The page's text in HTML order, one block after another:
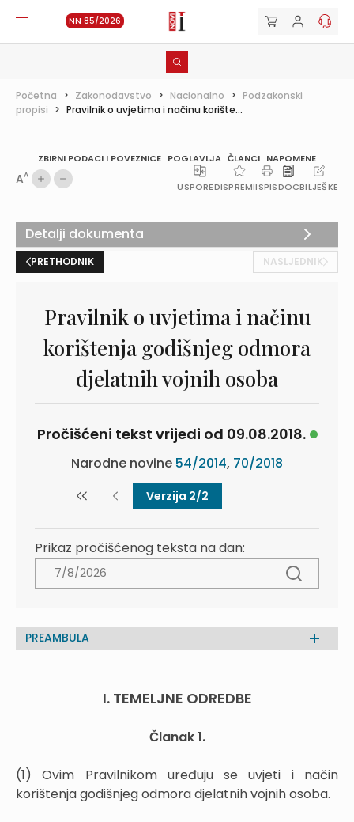
NN 85/2026
Početna > Zakonodavstvo > Nacionalno > Podzakonski
propisi > Pravilnik o uvjetima i načinu korište...
ZBIRNI PODACI I POVEZNICE POGLAVLJA ČLANCI NAPOMENE
AA
USPOREDISPREMIISPISDOCBILJEŠKE
PRETHODNIK NASLJEDNIK
Pravilnik o uvjetima i načinu
korištenja godišnjeg odmora
djelatnih vojnih osoba
Pročišćeni tekst vrijedi od 09.08.2018.
Narodne novine 54/2014, 70/2018
Verzija 2/2
Prikaz pročišćenog teksta na dan:
PREAMBULA
I. TEMELJNE ODREDBE
Članak 1.
(1) Ovim Pravilnikom uređuju se uvjeti i način
korištenja godišnjeg odmora djelatnih vojnih osoba.
Detalji dokumenta